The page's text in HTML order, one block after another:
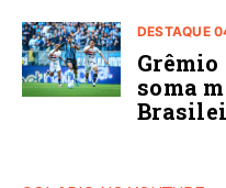
DESTAQUE
Grêmio
soma